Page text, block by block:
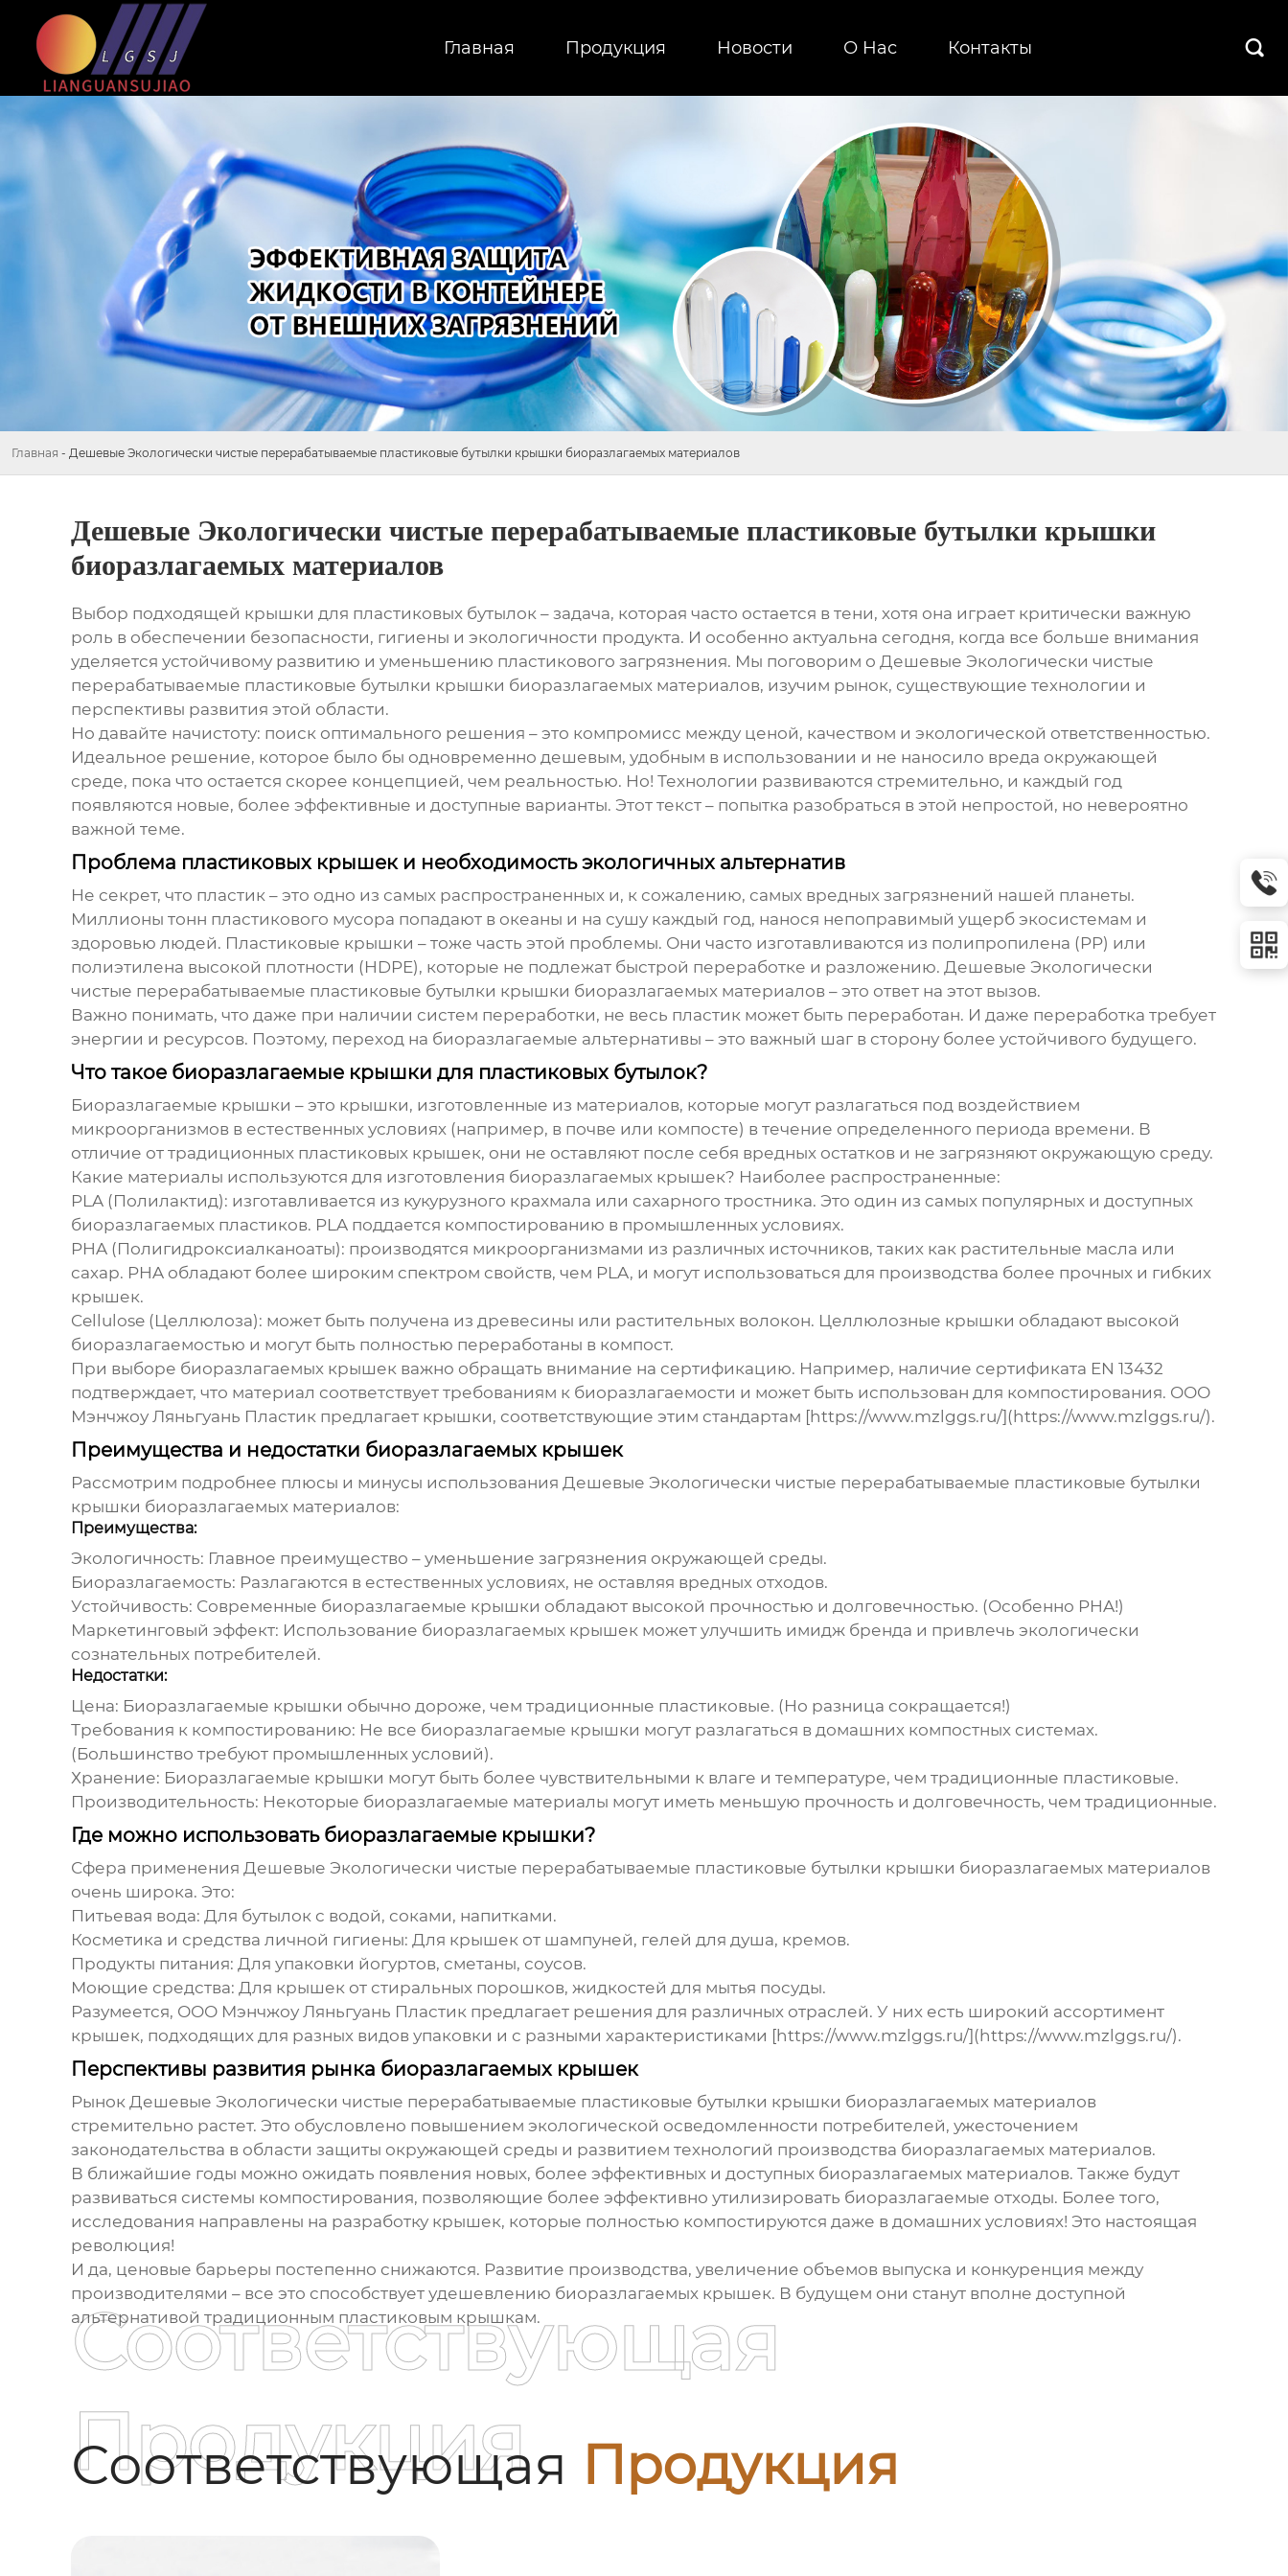
Главная Продукция Новости О Hас Контакты 
Главная - Дешевые Экологически чистые перерабатываемые пластиковые бутылки крышки биоразлагаемых материалов
Дешевые Экологически чистые перерабатываемые пластиковые бутылки крышки
биоразлагаемых материалов
Выбор подходящей крышки для пластиковых бутылок – задача, которая часто остается в тени, хотя она играет критически важную
роль в обеспечении безопасности, гигиены и экологичности продукта. И особенно актуальна сегодня, когда все больше внимания
уделяется устойчивому развитию и уменьшению пластикового загрязнения. Мы поговорим о Дешевые Экологически чистые
перерабатываемые пластиковые бутылки крышки биоразлагаемых материалов, изучим рынок, существующие технологии и
перспективы развития этой области.
Но давайте начистоту: поиск оптимального решения – это компромисс между ценой, качеством и экологической ответственностью.
Идеальное решение, которое было бы одновременно дешевым, удобным в использовании и не наносило вреда окружающей
среде, пока что остается скорее концепцией, чем реальностью. Но! Технологии развиваются стремительно, и каждый год
появляются новые, более эффективные и доступные варианты. Этот текст – попытка разобраться в этой непростой, но невероятно
важной теме.
Проблема пластиковых крышек и необходимость экологичных альтернатив
Не секрет, что пластик – это одно из самых распространенных и, к сожалению, самых вредных загрязнений нашей планеты.
Миллионы тонн пластикового мусора попадают в океаны и на сушу каждый год, нанося непоправимый ущерб экосистемам и
здоровью людей. Пластиковые крышки – тоже часть этой проблемы. Они часто изготавливаются из полипропилена (PP) или
полиэтилена высокой плотности (HDPE), которые не подлежат быстрой переработке и разложению. Дешевые Экологически
чистые перерабатываемые пластиковые бутылки крышки биоразлагаемых материалов– это ответ на этот вызов.
Важно понимать, что даже при наличии систем переработки, не весь пластик может быть переработан. И даже переработка требует
энергии и ресурсов. Поэтому, переход на биоразлагаемые альтернативы – это важный шаг в сторону более устойчивого будущего.
Что такое биоразлагаемые крышки для пластиковых бутылок?
Биоразлагаемые крышки – это крышки, изготовленные из материалов, которые могут разлагаться под воздействием
микроорганизмов в естественных условиях (например, в почве или компосте) в течение определенного периода времени. В
отличие от традиционных пластиковых крышек, они не оставляют после себя вредных остатков и не загрязняют окружающую среду.
Какие материалы используются для изготовления биоразлагаемых крышек? Наиболее распространенные:
PLA (Полилактид): изготавливается из кукурузного крахмала или сахарного тростника. Это один из самых популярных и доступных
биоразлагаемых пластиков. PLA поддается компостированию в промышленных условиях.
PHA (Полигидроксиалканоаты): производятся микроорганизмами из различных источников, таких как растительные масла или
сахар. PHA обладают более широким спектром свойств, чем PLA, и могут использоваться для производства более прочных и гибких
крышек.
Cellulose (Целлюлоза): может быть получена из древесины или растительных волокон. Целлюлозные крышки обладают высокой
биоразлагаемостью и могут быть полностью переработаны в компост.
При выборе биоразлагаемых крышек важно обращать внимание на сертификацию. Например, наличие сертификата EN 13432
подтверждает, что материал соответствует требованиям к биоразлагаемости и может быть использован для компостирования. ООО
Мэнчжоу Ляньгуань Пластик предлагает крышки, соответствующие этим стандартам [https://www.mzlggs.ru/](https://www.mzlggs.ru/).
Преимущества и недостатки биоразлагаемых крышек
Рассмотрим подробнее плюсы и минусы использования Дешевые Экологически чистые перерабатываемые пластиковые бутылки
крышки биоразлагаемых материалов:
Преимущества:
Экологичность: Главное преимущество – уменьшение загрязнения окружающей среды.
Биоразлагаемость: Разлагаются в естественных условиях, не оставляя вредных отходов.
Устойчивость: Современные биоразлагаемые крышки обладают высокой прочностью и долговечностью. (Особенно PHA!)
Маркетинговый эффект: Использование биоразлагаемых крышек может улучшить имидж бренда и привлечь экологически
сознательных потребителей.
Недостатки:
Цена: Биоразлагаемые крышки обычно дороже, чем традиционные пластиковые. (Но разница сокращается!)
Требования к компостированию: Не все биоразлагаемые крышки могут разлагаться в домашних компостных системах.
(Большинство требуют промышленных условий).
Хранение: Биоразлагаемые крышки могут быть более чувствительными к влаге и температуре, чем традиционные пластиковые.
Производительность: Некоторые биоразлагаемые материалы могут иметь меньшую прочность и долговечность, чем традиционные.
Где можно использовать биоразлагаемые крышки?
Сфера применения Дешевые Экологически чистые перерабатываемые пластиковые бутылки крышки биоразлагаемых материалов
очень широка. Это:
Питьевая вода: Для бутылок с водой, соками, напитками.
Косметика и средства личной гигиены: Для крышек от шампуней, гелей для душа, кремов.
Продукты питания: Для упаковки йогуртов, сметаны, соусов.
Моющие средства: Для крышек от стиральных порошков, жидкостей для мытья посуды.
Разумеется, ООО Мэнчжоу Ляньгуань Пластикпредлагает решения для различных отраслей. У них есть широкий ассортимент
крышек, подходящих для разных видов упаковки и с разными характеристиками [https://www.mzlggs.ru/](https://www.mzlggs.ru/).
Перспективы развития рынка биоразлагаемых крышек
Рынок Дешевые Экологически чистые перерабатываемые пластиковые бутылки крышки биоразлагаемых материалов
стремительно растет. Это обусловлено повышением экологической осведомленности потребителей, ужесточением
законодательства в области защиты окружающей среды и развитием технологий производства биоразлагаемых материалов.
В ближайшие годы можно ожидать появления новых, более эффективных и доступных биоразлагаемых материалов. Также будут
развиваться системы компостирования, позволяющие более эффективно утилизировать биоразлагаемые отходы. Более того,
исследования направлены на разработку крышек, которые полностью компостируются даже в домашних условиях! Это настоящая
революция!
И да, ценовые барьеры постепенно снижаются. Развитие производства, увеличение объемов выпуска и конкуренция между
производителями – все это способствует удешевлению биоразлагаемых крышек. В будущем они станут вполне доступной
альтернативой традиционным пластиковым крышкам.
Соответствующая Продукция
Соответствующая
Продукция